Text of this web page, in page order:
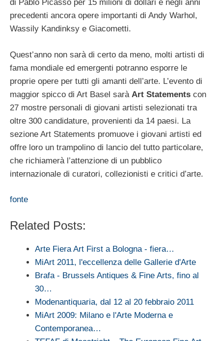
di Pablo Picasso per 15 milioni di dollari e negli anni
precedenti ancora opere importanti di Andy Warhol,
Wassily Kandinksy e Giacometti.
Quest’anno non sarà di certo da meno, molti artisti di
fama mondiale ed emergenti potranno esporre le
proprie opere per tutti gli amanti dell’arte. L’evento di
maggior spicco di Art Basel sarà Art Statements con
27 mostre personali di giovani artisti selezionati tra
oltre 300 candidature, provenienti da 14 paesi. La
sezione Art Statements promuove i giovani artisti ed
offre loro un trampolino di lancio del tutto particolare,
che richiamerà l’attenzione di un pubblico
internazionale di curatori, collezionisti e critici d’arte.
fonte
Related Posts:
Arte Fiera Art First a Bologna - fiera…
MiArt 2011, l'eccellenza delle Gallerie d'Arte
Brafa - Brussels Antiques & Fine Arts, fino al
30…
Modenantiquaria, dal 12 al 20 febbraio 2011
MiArt 2009: Milano e l'Arte Moderna e
Contemporanea…